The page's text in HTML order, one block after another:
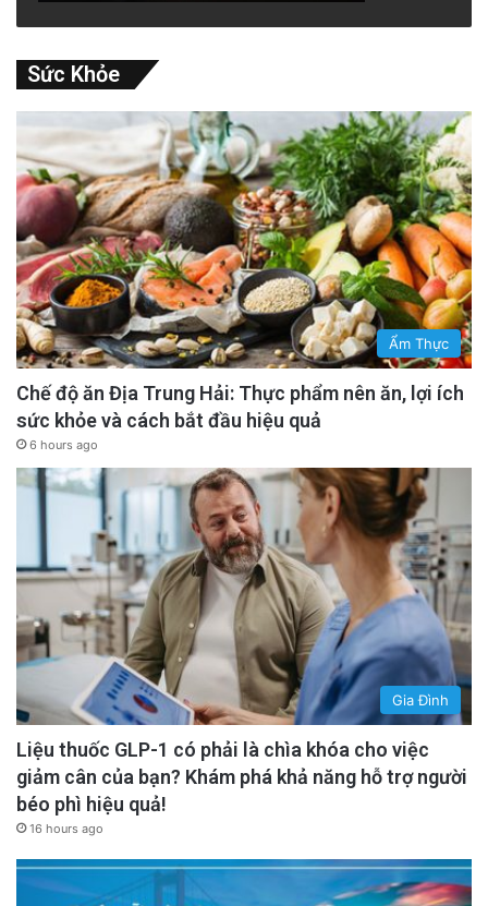
Sức Khỏe
Ẩm Thực
Chế độ ăn Địa Trung Hải: Thực phẩm nên ăn, lợi ích
sức khỏe và cách bắt đầu hiệu quả
6 hours ago
Gia Đình
Liệu thuốc GLP-1 có phải là chìa khóa cho việc
giảm cân của bạn? Khám phá khả năng hỗ trợ người
béo phì hiệu quả!
16 hours ago